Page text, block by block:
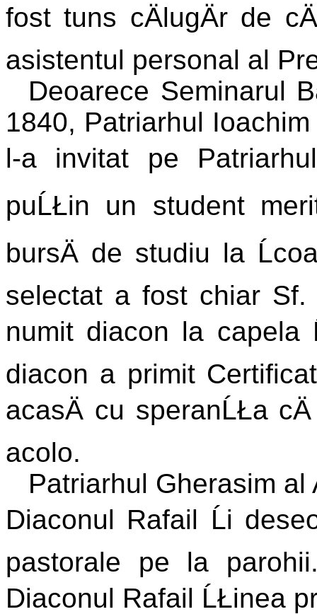
fost tuns cÄlugÄr de
asistentul personal al
Deoarece Seminarul
1840, Patriarhul
l-a invitat pe
puĹŁin un student
bursÄ de studiu la
selectat a fost chiar
numit diacon la capela
diacon a primit
acasÄ cu speranĹŁa
acolo.
Patriarhul Gherasim
Diaconul Rafail Ĺi
pastorale pe la
Diaconul Rafail ĹŁinea